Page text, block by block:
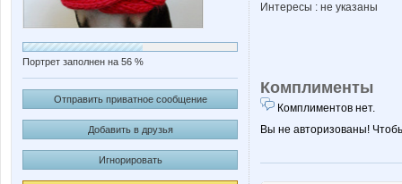
Портрет заполнен на 56 %
Отправить приватное сообщение
Добавить в друзья
Игнорировать
Интересы : не указаны
Комплименты
Комплиментов нет.
Вы не авторизованы!